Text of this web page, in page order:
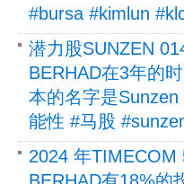
#bursa #kimlun
潜力股SUNZEN
BERHAD在3年的
本的名字是
能性 #马股
2024 年TIMECOM
BERHAD有18%的